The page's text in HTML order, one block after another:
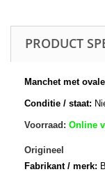
PRODUCT
Manchet met
Conditie / staat:
Voorraad: Online
Origineel
Fabrikant / merk: